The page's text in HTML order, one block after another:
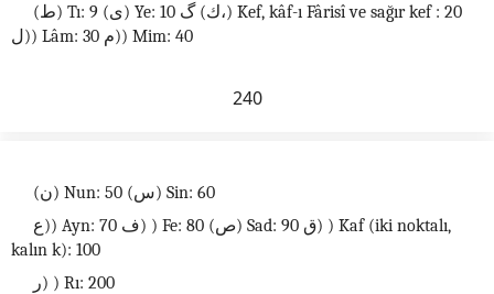
(ط) Tı: 9 (ى) Ye: 10 ك) گ،) Kef, kâf-ı Fârisî ve sağır kef : 20
ل)) Lâm: 30 م)) Mim: 40
240
(ن) Nun: 50 (س) Sin: 60
ع)) Ayn: 70 ف) ) Fe: 80 (ص) Sad: 90 ق) ) Kaf (iki noktalı,
kalın k): 100
ر) ) Rı: 200